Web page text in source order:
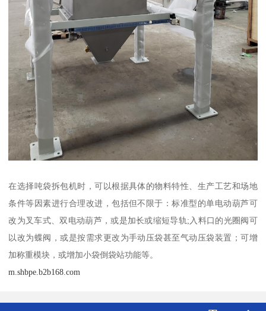
在选择吨袋拆包机时，可以根据具体的物料特性、生产工艺和场地
条件等因素进行合理改进，包括但不限于：标准型的单电动葫芦可
改为叉车式、双电动葫芦，或是加长或缩短导轨;入料口的光圈阀可
以改为蝶阀，或是按需求更改为手动压袋甚至气动压袋装置；可增
加称重模块，或增加小袋倒袋站功能等。
m.shbpe.b2b168.com